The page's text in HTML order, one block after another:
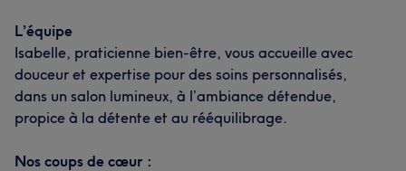
L’équipe
Isabelle, praticienne bien-être, vous accueille avec
douceur et expertise pour des soins personnalisés,
dans un salon lumineux, à l’ambiance détendue,
propice à la détente et au rééquilibrage.
Nos coups de cœur :